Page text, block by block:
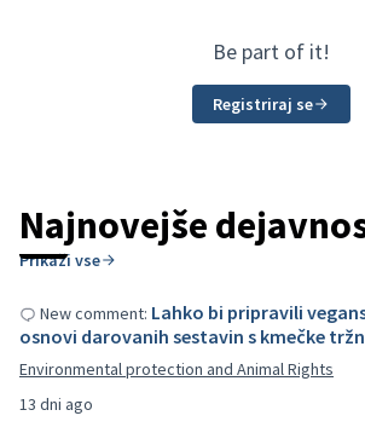
Be part of it!
Registriraj se
Najnovejše
Prikaži vse
13 dni ago
New comment: Lahko bi pripravili
osnovi darovanih sestavin s kmečke
Environmental protection and Animal Rights